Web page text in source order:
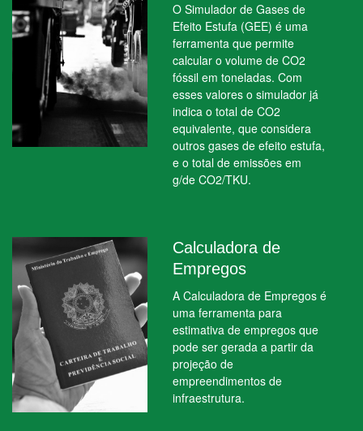
O Simulador de Gases de
Efeito Estufa (GEE) é uma
ferramenta que permite
calcular o volume de CO2
fóssil em toneladas. Com
esses valores o simulador já
indica o total de CO2
equivalente, que considera
outros gases de efeito estufa,
e o total de emissões em
g/de CO2/TKU.
Calculadora de
Empregos
A Calculadora de Empregos é
uma ferramenta para
estimativa de empregos que
pode ser gerada a partir da
projeção de
empreendimentos de
infraestrutura.